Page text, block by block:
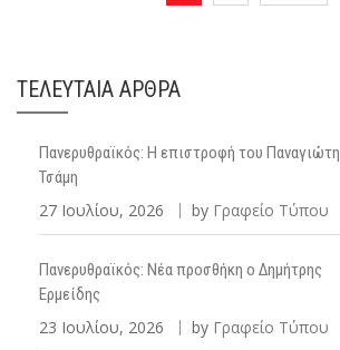
ΤΕΛΕΥΤΑΊΑ ΆΡΘΡΑ
Πανερυθραϊκός: Η επιστροφή του Παναγιώτη
Τσάμη
27 Ιουλίου, 2026 by Γραφείο Τύπου
Πανερυθραϊκός: Νέα προσθήκη ο Δημήτρης
Ερμείδης
23 Ιουλίου, 2026 by Γραφείο Τύπου